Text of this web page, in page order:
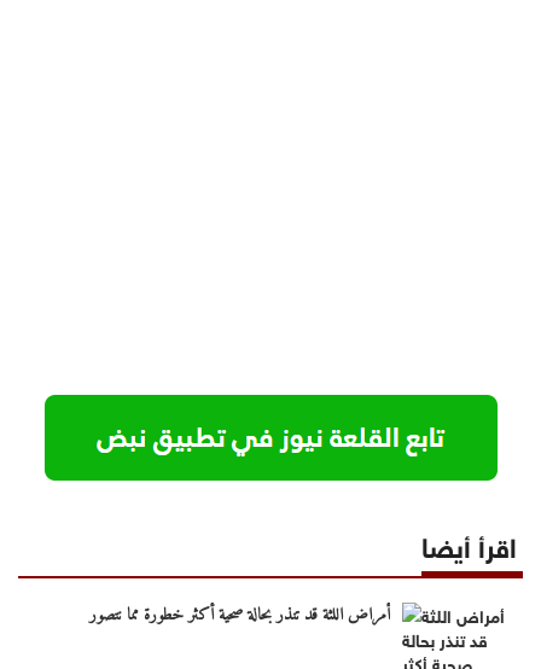
اقرأ أيضا
أمراض اللثة قد تنذر بحالة صحية أكثر خطورة مما نتصور